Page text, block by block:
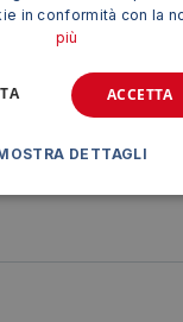
in conformità con la
più
ACCETTA
DETTAGLI